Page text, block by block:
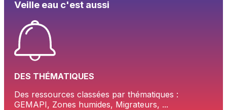
Veille eau c'est aussi
DES THÉMATIQUES
Des ressources classées par thématiques :
GEMAPI, Zones humides, Migrateurs, ...